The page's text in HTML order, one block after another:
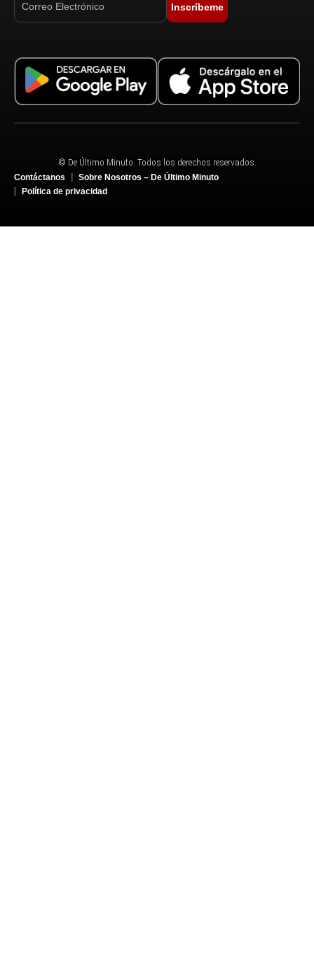
Inscríbeme
© De Último Minuto. Todos los derechos reservados.
Contáctanos
Sobre Nosotros – De Último Minuto
Política de privacidad